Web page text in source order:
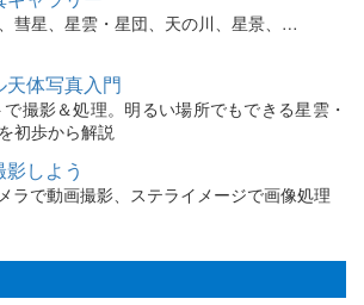
彗星、星雲・星団、天の川、星景、…
天体写真入門
で撮影＆処理。明るい場所でもできる星雲・
初歩から解説
しよう
ラで動画撮影、ステライメージで画像処理